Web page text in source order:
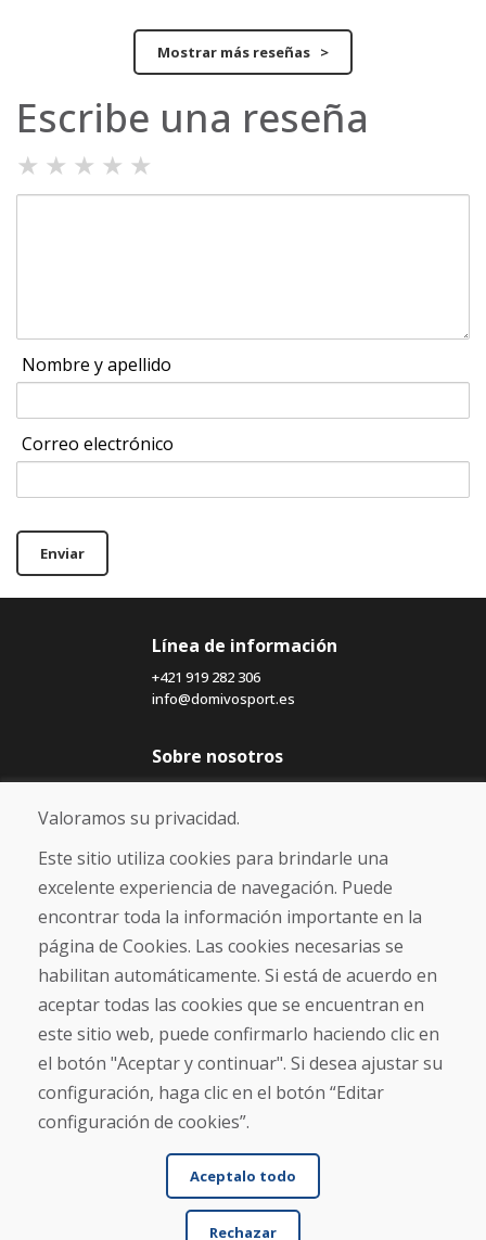
Mostrar más reseñas >
Escribe una reseña
★ ★ ★ ★ ★
Nombre y apellido
Correo electrónico
Enviar
Línea de información
+421 919 282 306
info@domivosport.es
Sobre nosotros
Blog
Sobre nosotros
Comercio
Contacto
Compra
Tienda electrónica
Envío y pago
NORMAS DE RECLAMACIÓN
Devolución y cambio de mercancías
Política de privacidad
Cookies
Valoramos su privacidad.
Este sitio utiliza cookies para brindarle una
excelente experiencia de navegación. Puede
encontrar toda la información importante en la
página de Cookies. Las cookies necesarias se
habilitan automáticamente. Si está de acuerdo en
aceptar todas las cookies que se encuentran en
este sitio web, puede confirmarlo haciendo clic en
el botón "Aceptar y continuar". Si desea ajustar su
configuración, haga clic en el botón “Editar
configuración de cookies”.
Aceptalo todo
Rechazar